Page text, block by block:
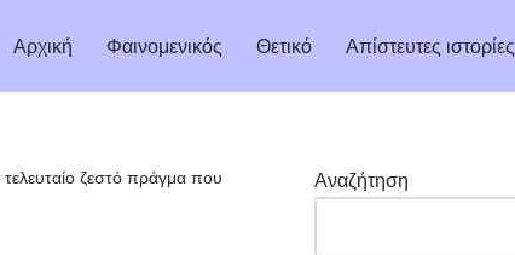
Αρχική Φαινομενικός Θετικό Απίστευτες ιστορίες
ζεστό πράγμα που
Αναζήτηση